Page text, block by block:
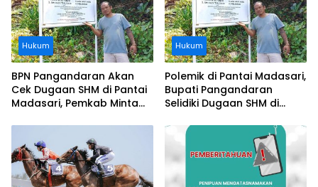
Hukum
BPN Pangandaran Akan
Cek Dugaan SHM di Pantai
Madasari, Pemkab Minta
Hukum
Polemik di Pantai Madasari,
Bupati Pangandaran
Selidiki Dugaan SHM di
Pantai